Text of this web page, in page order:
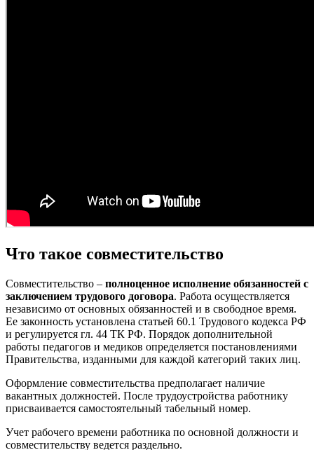
Что такое совместительство
Совместительство – полноценное исполнение обязанностей с
заключением трудового договора. Работа осуществляется
независимо от основных обязанностей и в свободное время.
Ее законность установлена статьей 60.1 Трудового кодекса РФ
и регулируется гл. 44 ТК РФ. Порядок дополнительной
работы педагогов и медиков определяется постановлениями
Правительства, изданными для каждой категорий таких лиц.
Оформление совместительства предполагает наличие
вакантных должностей. После трудоустройства работнику
присваивается самостоятельный табельный номер.
Учет рабочего времени работника по основной должности и
совместительству ведется раздельно.